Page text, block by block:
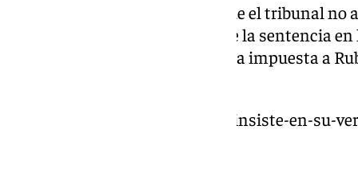
Como alternativa, en caso de que el tribunal
de Hermoso pide que se revoque la sentencia
sexual y que, en lugar de la multa impuesta a
https://www.101tv.es/rubiales-insiste-en-su-